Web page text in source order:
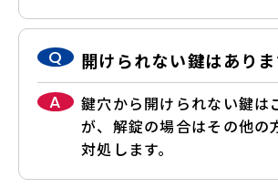
Q 開けられない鍵はありま
A
鍵穴から開けられない鍵は
が、解錠の場合はその他の
対処します。